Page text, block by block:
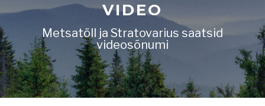
VIDEO
Metsatöll ja Stratovarius saatsid
videosõnumi